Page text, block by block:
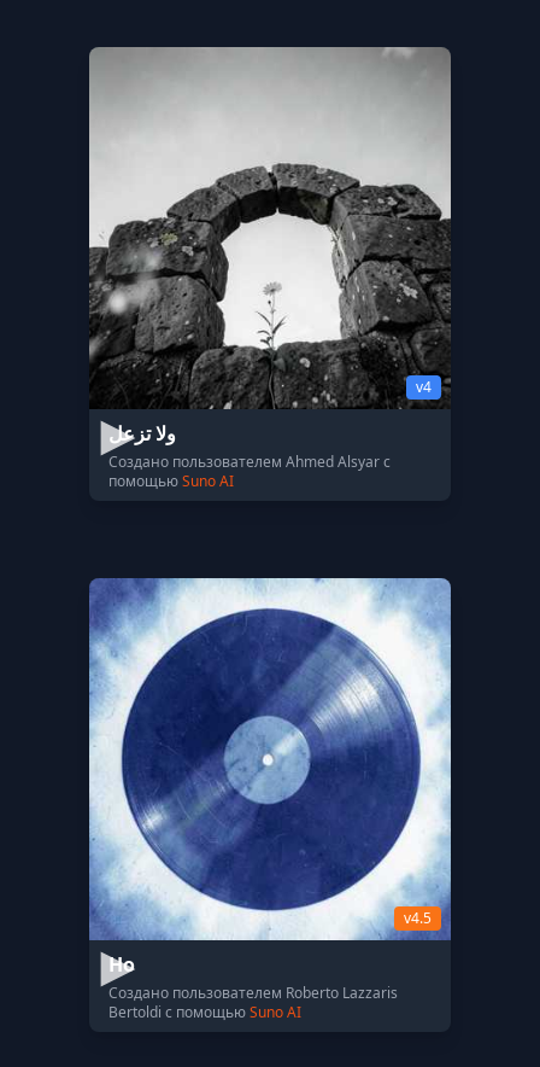
v4
ولا تزعل
Создано пользователем Ahmed Alsyar с
помощьюSuno AI
v4.5
Ho
Создано пользователем Roberto Lazzaris
Bertoldi с помощьюSuno AI